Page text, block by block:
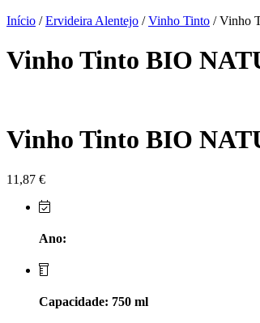
Herdade dos Coteis Alentejo
Lavradores da Feitoria - Douro
Início /Ervideira Alentejo /Vinho Tinto / Vinho
Vinho Tinto BIO
Vinho Tinto BIO
11,87 €
Ano:
Capacidade: 750 ml